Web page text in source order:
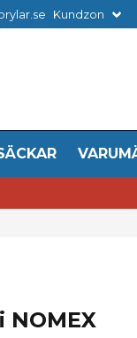
Kundzon
NOMEX